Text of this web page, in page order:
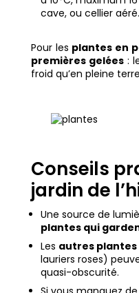
cave, ou cellier aéré.
Pour les plantes en
premières gelées :
froid qu’en pleine
Conseils
jardin de
Une source de
plantes qui
Les autres plantes
lauriers roses)
quasi-obscurité.